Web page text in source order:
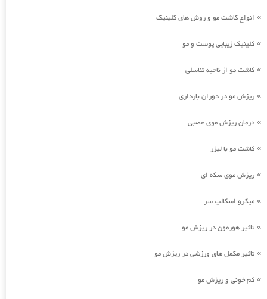
» انواع کاشت مو و روش های کلینیک
» کلینیک زیبایی پوست و مو
» کاشت مو از ناحیه تناسلی
» ریزش مو در دوران بارداری
» درمان ریزش موی عصبی
» کاشت مو با لیزر
» ریزش موی سکه ای
» میکرو اسکالپ سر
» تاثیر هورمون در ریزش مو
» تاثیر مکمل های ورزشی در ریزش مو
» کم خونی و ریزش مو